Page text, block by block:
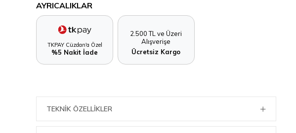
AYRICALIKLAR
TKPAY Cüzdan'a Özel
%5 Nakit İade
2.500 TL ve Üzeri
Alışverişe
Ücretsiz Kargo
TEKNIK ÖZELLIKLER